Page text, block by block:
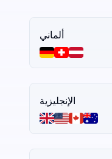
ألماني
الإنجليزية